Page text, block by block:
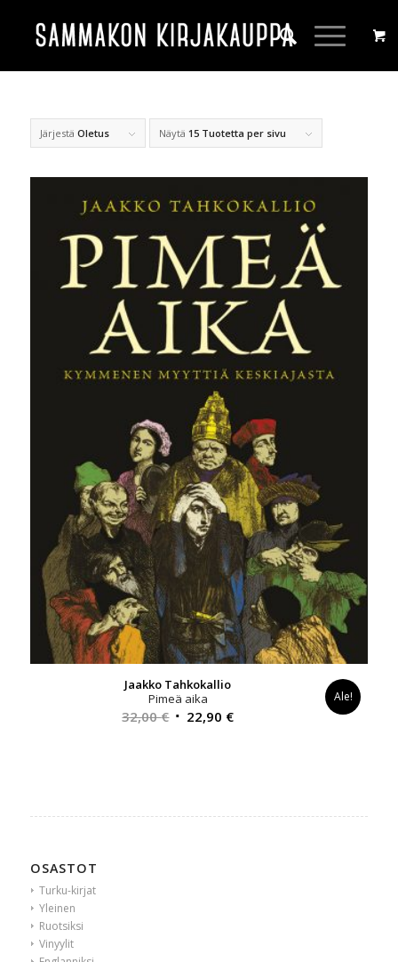
Järjestä Oletus Näytä 15 Tuotetta per sivu
Jaakko Tahkokallio
Pimeä aika
32,00€ Alkuperäinen
22,90 €Nykyinen
Ale!
OSASTOT
Turku-kirjat
Yleinen
Ruotsiksi
Vinyylit